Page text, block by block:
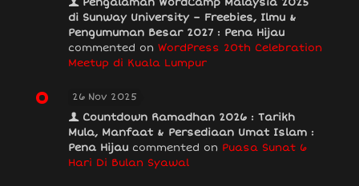
di Sunway University – Freebies, Ilmu &
Pengumuman Besar 2027 : Pena Hijau
commented on WordPress 20th Celebration
Meetup di Kuala Lumpur
26 Nov 2025
Countdown Ramadhan 2026 : Tarikh
Mula, Manfaat & Persediaan Umat Islam :
Pena Hijau commented on Puasa Sunat 6
Hari Di Bulan Syawal